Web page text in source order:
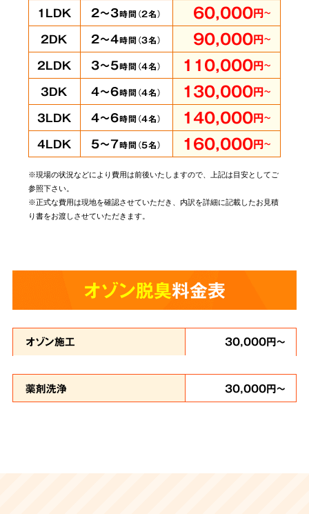
1LDK 2～3時間（2名） 60,000円～
2DK 2～4時間（3名） 90,000円～
2LDK 3～5時間（4名） 110,000円～
3DK 4～6時間（4名） 130,000円～
3LDK 4～6時間（4名） 140,000円～
4LDK 5～7時間（5名） 160,000円～
※現場の状況などにより費用は前後いたしますので、上記は目安としてご
参照下さい。
※正式な費用は現地を確認させていただき、内訳を詳細に記載したお見積
り書をお渡しさせていただきます。
オゾン脱臭料金表
オゾン施工 30,000円～
薬剤洗浄 30,000円～